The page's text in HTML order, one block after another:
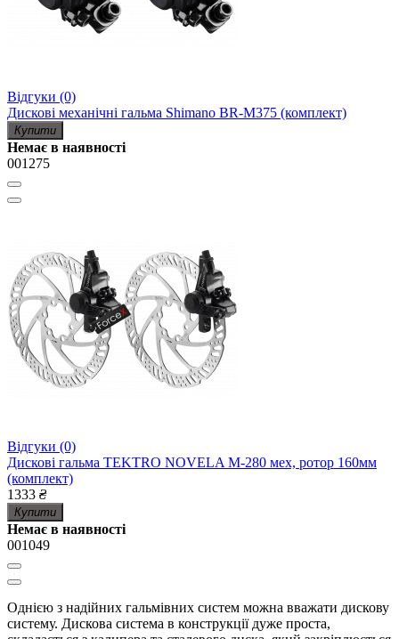
Відгуки (0)
Дискові механічні гальма Shimano BR-M375 (комплект)
Купити
Немає в наявності
001275
Відгуки (0)
Дискові гальма TEKTRO NOVELA M-280 мех, ротор 160мм
(комплект)
1333 ₴
Купити
Немає в наявності
001049
Однією з надійних гальмівних систем можна вважати дискову
систему. Дискова система в конструкції дуже проста,